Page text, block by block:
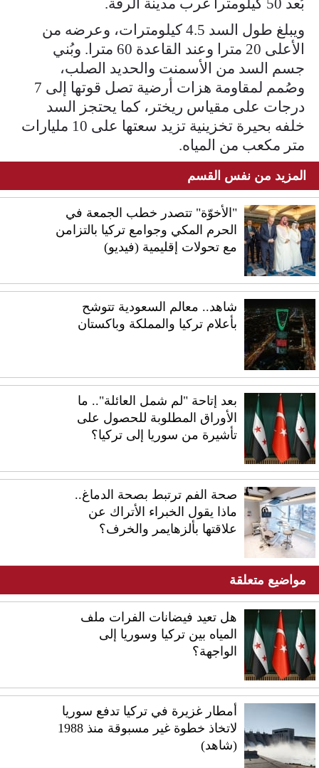
بُعد 50 كيلومترا غرب مدينة الرقة.
ويبلغ طول السد 4.5 كيلومترات، وعرضه من
الأعلى 20 مترا وعند القاعدة 60 مترا. وبُني
جسم السد من الأسمنت والحديد الصلب،
وصُمم لمقاومة هزات أرضية تصل قوتها إلى 7
درجات على مقياس ريختر، كما يحتجز السد
خلفه بحيرة تخزينية تزيد سعتها على 10 مليارات
متر مكعب من المياه.
المزيد من نفس القسم
"الأخوّة" تتصدر خطب الجمعة في
الحرم المكي وجوامع تركيا بالتزامن
مع تحولات إقليمية (فيديو)
شاهد.. معالم السعودية تتوشح
بأعلام تركيا والمملكة وباكستان
بعد إتاحة "لم شمل العائلة".. ما
الأوراق المطلوبة للحصول على
تأشيرة من سوريا إلى تركيا؟
صحة الفم ترتبط بصحة الدماغ..
ماذا يقول الخبراء الأتراك عن
علاقتها بألزهايمر والخرف؟
مواضيع متعلقة
هل تعيد فيضانات الفرات ملف
المياه بين تركيا وسوريا إلى
الواجهة؟
أمطار غزيرة في تركيا تدفع سوريا
لاتخاذ خطوة غير مسبوقة منذ 1988
(شاهد)